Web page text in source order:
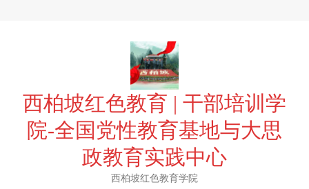
西柏坡红色教育 | 干部培训学
院-全国党性教育基地与大思
政教育实践中心
西柏坡红色教育学院